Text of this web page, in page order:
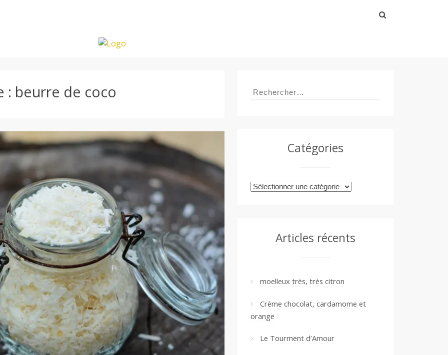
: beurre de coco Rechercher :
Catégories
Catégories
Articles récents
moelleux très, très citron
Crème chocolat, cardamome et
orange
Le Tourment d’Amour